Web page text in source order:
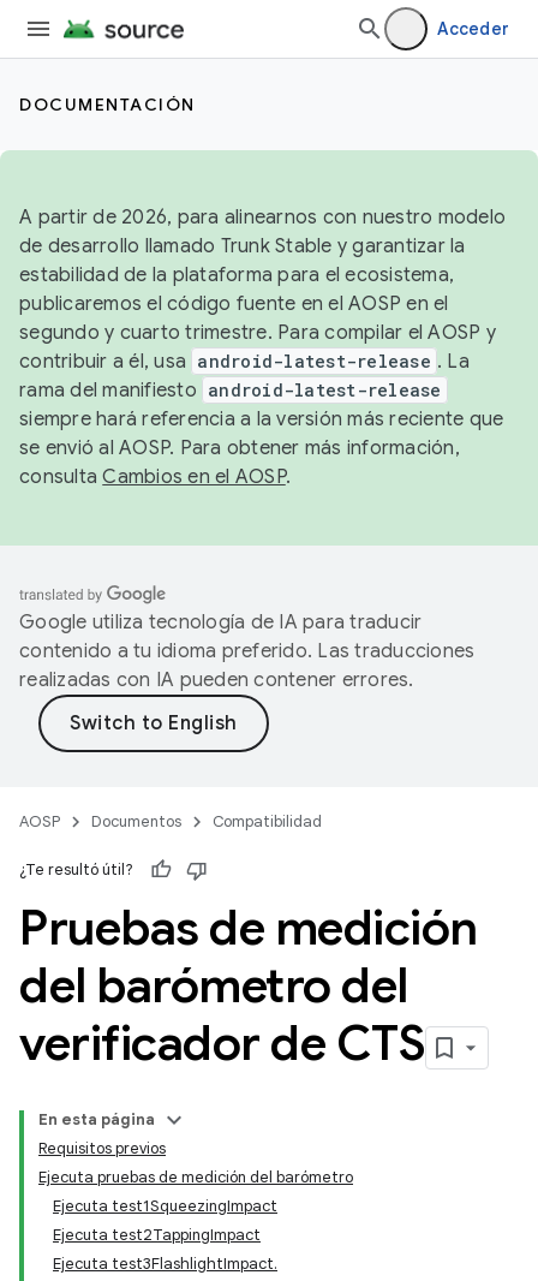
Acceder
DOCUMENTACIÓN
A partir de 2026, para alinearnos con nuestro modelo
de desarrollo llamado Trunk Stable y garantizar la
estabilidad de la plataforma para el ecosistema,
publicaremos el código fuente en el AOSP en el
segundo y cuarto trimestre. Para compilar el AOSP y
contribuir a él, usa android-latest-release . La
rama del manifiesto android-latest-release
siempre hará referencia a la versión más reciente que
se envió al AOSP. Para obtener más información,
consultaCambios en el AOSP.
Google utiliza tecnología de IA para traducir
contenido a tu idioma preferido. Las traducciones
realizadas con IA pueden contener errores.
AOSP Documentos Compatibilidad
¿Te resultó útil?
Pruebas de medición
del barómetro del
verificador de CTS
En esta página
Requisitos previos
Ejecuta pruebas de medición del barómetro
Ejecuta test1SqueezingImpact
Ejecuta test2TappingImpact
Ejecuta test3FlashlightImpact.